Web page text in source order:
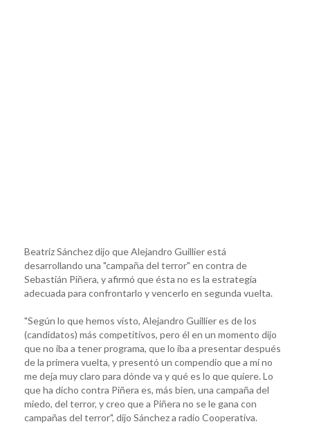
Beatriz Sánchez dijo que Alejandro Guillier está
desarrollando una "campaña del terror" en contra de
Sebastián Piñera, y afirmó que ésta no es la estrategia
adecuada para confrontarlo y vencerlo en segunda vuelta.
"Según lo que hemos visto, Alejandro Guillier es de los
(candidatos) más competitivos, pero él en un momento dijo
que no iba a tener programa, que lo iba a presentar después
de la primera vuelta, y presentó un compendio que a mí no
me deja muy claro para dónde va y qué es lo que quiere. Lo
que ha dicho contra Piñera es, más bien, una campaña del
miedo, del terror, y creo que a Piñera no se le gana con
campañas del terror", dijo Sánchez a radio Cooperativa.